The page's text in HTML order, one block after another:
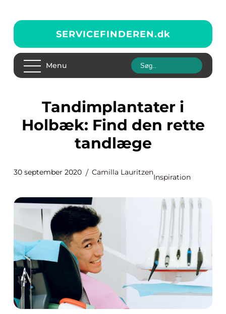
SERVICEFINDEREN.dk
Menu
Tandimplantater i
Holbæk: Find den rette
tandlæge
30 september 2020 Camilla Lauritzen
Inspiration